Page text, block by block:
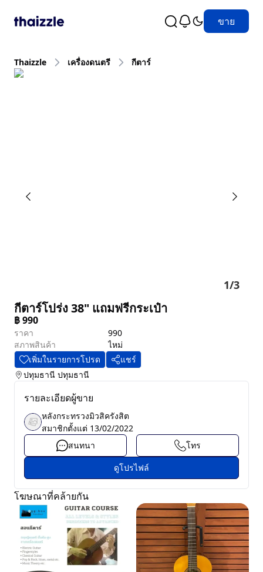
ขาย
Thaizzle เครื่องดนตรี กีตาร์
1/3
กีตาร์โปร่ง​ 38" แถมฟรีกระเป๋า
฿990
ราคา
990
สภาพสินค้า
ไหม่
เพิ่มในรายการโปรด
แชร์
ปทุมธานี ปทุมธานี
รายละเอียดผู้ขาย
หลังกระทรวงมิวสิครังสิต
สมาชิกตั้งแต่ 13/02/2022
สนทนา
โทร
ดูโปรไฟล์
โฆษณาที่คล้ายกัน